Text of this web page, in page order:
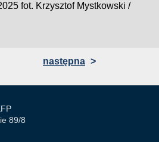
fot. Krzysztof Mystkowski /
następna >
89/8